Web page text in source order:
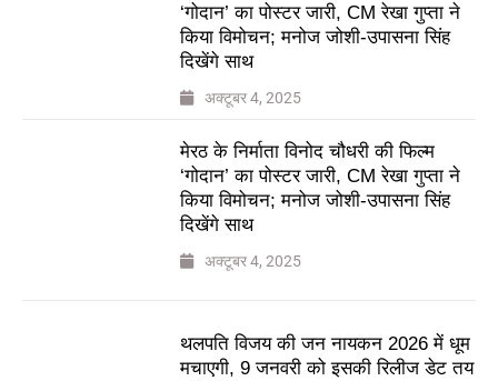
‘गोदान’ का पोस्टर जारी, CM रेखा गुप्ता ने
किया विमोचन; मनोज जोशी-उपासना सिंह
दिखेंगे साथ
अक्टूबर 4, 2025
मेरठ के निर्माता विनोद चौधरी की फिल्म
‘गोदान’ का पोस्टर जारी, CM रेखा गुप्ता ने
किया विमोचन; मनोज जोशी-उपासना सिंह
दिखेंगे साथ
अक्टूबर 4, 2025
थलपति विजय की जन नायकन 2026 में धूम
मचाएगी, 9 जनवरी को इसकी रिलीज डेट तय